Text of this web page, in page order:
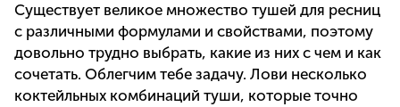
Существует великое множество тушей для ресниц
с различными формулами и свойствами, поэтому
довольно трудно выбрать, какие из них с чем и как
сочетать. Облегчим тебе задачу. Лови несколько
коктейльных комбинаций туши, которые точно